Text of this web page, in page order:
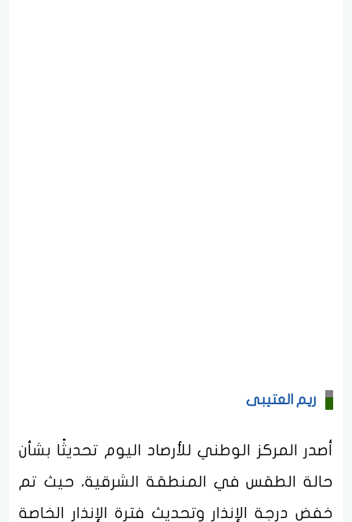
ريم العتيبى
أصدر المركز الوطني للأرصاد اليوم تحديثًا بشأن
حالة الطقس في المنطقة الشرقية، حيث تم
خفض درجة الإنذار وتحديث فترة الإنذار الخاصة